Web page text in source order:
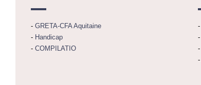
- GRETA-CFA Aquitaine
- Handicap
- COMPILATIO
-
-
-
-